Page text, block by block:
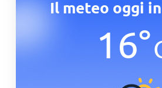
Il meteo oggi
16°